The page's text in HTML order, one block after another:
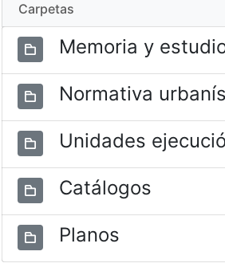
Carpetas
Memoria y
Normativa
Unidades
Catálogos
Planos